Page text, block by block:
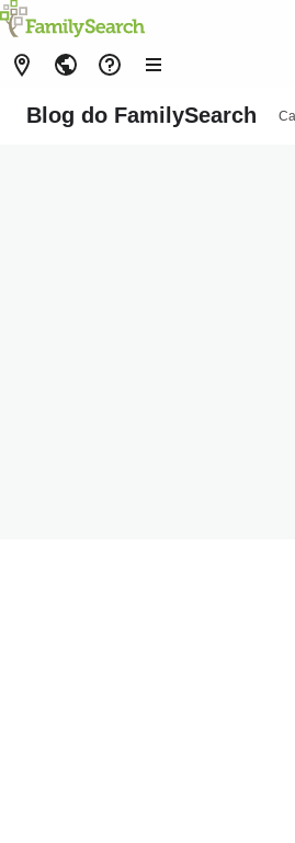
Blog do FamilySearch